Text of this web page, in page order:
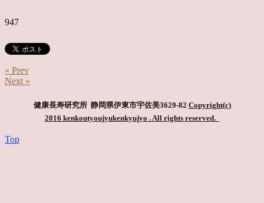
947
« Prev
Next »
健康長寿研究所 静岡県伊東市宇佐美3629-82 Copyright(c)
2016 kenkoutyoujyukenkyujyo . All rights reserved.
Top